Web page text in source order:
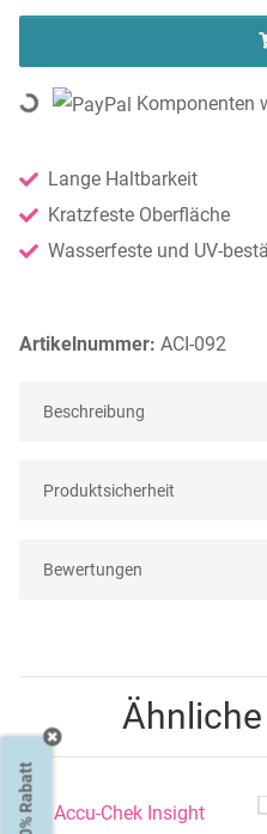
Artikelnummer: ACI-092
Lange Haltbarkeit
Kratzfeste Oberfläche
Wasserfeste und UV-
Loading... Komponenten
Beschreibung
Produktsicherheit
Bewertungen
20% Rabatt